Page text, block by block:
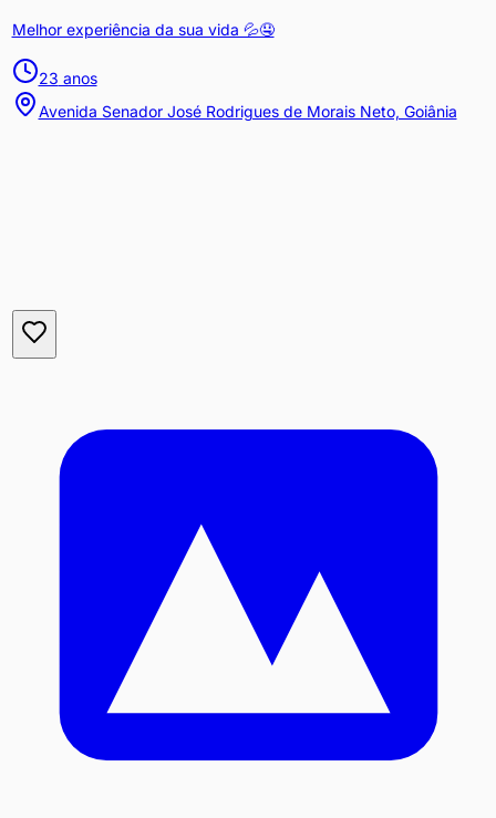
Melhor experiência da sua vida 💦🤤
23 anos
Avenida Senador José Rodrigues de Morais Neto, Goiânia